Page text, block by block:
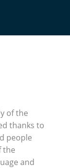
of the
thanks to
people
the
and